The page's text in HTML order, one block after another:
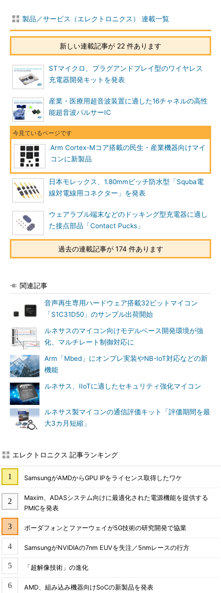
製品／サービス（エレクトロニクス） 連載一覧
新しい連載記事が 22 件あります
STマイクロ、プラグアンドプレイ型のワイヤレス
充電器開発キットを発表
産業・医療用超音波装置に適した16チャネルの高性
能超音波パルサーIC
Arm Cortex-Mコア搭載の民生・産業機器向けマイ
コンに新製品
日本モレックス、1.80mmピッチ防水型「Squba電
線対電線用コネクター」を発表
ウェアラブル端末などのドッキング型充電器に適し
た接点部品「Contact Pucks」
過去の連載記事が 174 件あります
関連記事
音声再生専用ハードウェア搭載32ビットマイコン
「S1C31D50」のサンプル出荷開始
ルネサスのマイコン向けモデルベース開発環境が強
化、マルチレート制御対応に
Arm「Mbed」にオンプレ実装やNB-IoT対応などの新
機能
ルネサス、IIoTに適したセキュリティ強化マイコン
ルネサス製マイコンの通信評価キット「評価期間を最
大3カ月短縮」
エレクトロニクス 記事ランキング
SamsungがAMDからGPU IPをライセンス取得したワケ
Maxim、ADASシステム向けに最適化された電源機能を提供する
PMICを発表
ボーダフォンとファーウェイが5G技術の研究開発で協業
SamsungがNVIDIAの7nm EUVを失注／5nmレースの行方
「超解像技術」の進化
AMD、組み込み機器向けSoCの新製品を発表